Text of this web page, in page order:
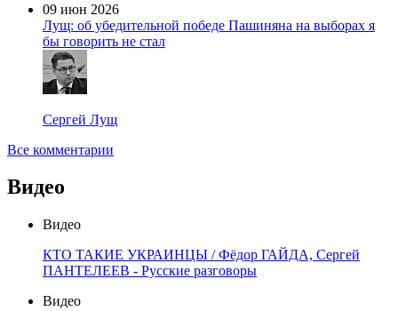
09 июн 2026
Лущ: об убедительной победе Пашиняна на выборах я
бы говорить не стал
Сергей Лущ
Все комментарии
Видео
Видео
КТО ТАКИЕ УКРАИНЦЫ / Фёдор ГАЙДА, Сергей
ПАНТЕЛЕЕВ - Русские разговоры
Видео